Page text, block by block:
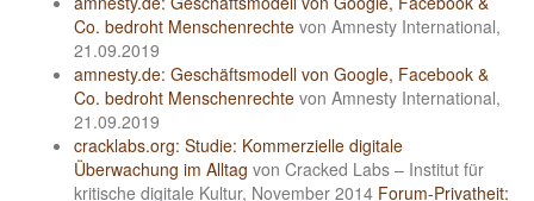
Co. bedroht Menschenrechte von Amnesty International,
21.09.2019
amnesty.de: Geschäftsmodell von Google, Facebook &
Co. bedroht Menschenrechte von Amnesty International,
21.09.2019
cracklabs.org: Studie: Kommerzielle digitale
Überwachung im Alltag von Cracked Labs – Institut für
kritische digitale Kultur, November 2014 Forum-Privatheit: